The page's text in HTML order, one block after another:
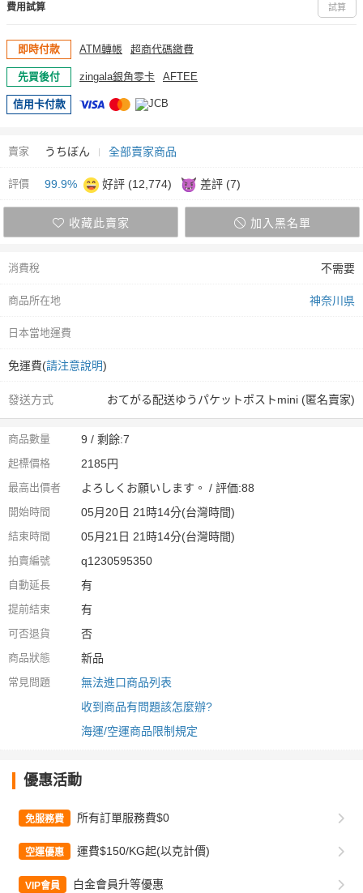
費用試算 試算
即時付款 ATM轉帳 超商代碼繳費
先買後付 zingala銀角零卡 AFTEE
信用卡付款
賣家 うちぼん 全部賣家商品
評價 99.9% 好評 (12,774) 差評 (7)
收藏此賣家 加入黑名單
消費稅 不需要
商品所在地 神奈川県
日本當地運費
免運費(請注意說明)
發送方式 おてがる配送ゆうパケットポストmini (匿名賣家)
商品數量 9 / 剩餘:7
起標價格 2185円
最高出價者 よろしくお願いします。 / 評価:88
開始時間 05月20日 21時14分(台灣時間)
結束時間 05月21日 21時14分(台灣時間)
拍賣編號 q1230595350
自動延長 有
提前結束 有
可否退貨 否
商品狀態 新品
常見問題
無法進口商品列表
收到商品有問題該怎麼辦?
海運/空運商品限制規定
優惠活動
免服務費 所有訂單服務費$0
空運優惠 運費$150/KG起(以克計價)
VIP會員 白金會員升等優惠